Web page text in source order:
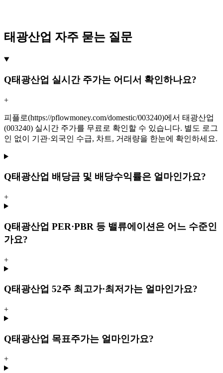
태광산업 자주 묻는 질문
Q태광산업 실시간 주가는 어디서 확인하나요?
+
피플로(https://pflowmoney.com/domestic/003240)에서 태광산업
(003240) 실시간 주가를 무료로 확인할 수 있습니다. 별도 로그
인 없이 기관·외국인 수급, 차트, 거래량을 한눈에 확인하세요.
Q태광산업 배당금 및 배당수익률은 얼마인가요?
+
Q태광산업 PER·PBR 등 밸류에이션은 어느 수준인
가요?
+
Q태광산업 52주 최고가·최저가는 얼마인가요?
+
Q태광산업 목표주가는 얼마인가요?
+